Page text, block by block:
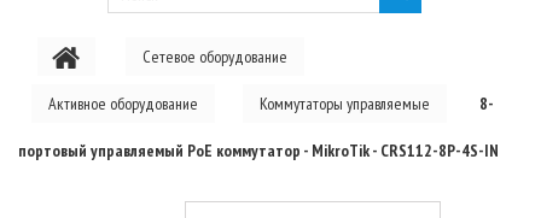
PON ОБОРУДОВАНИЕ
Сетевое оборудование
Активное оборудование Коммутаторы управляемые 8-
портовый управляемый PoE коммутатор - MikroTik - CRS112-8P-4S-IN